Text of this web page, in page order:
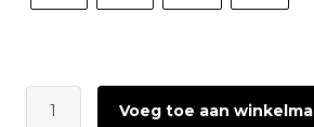
Onana
Voeg toe aan